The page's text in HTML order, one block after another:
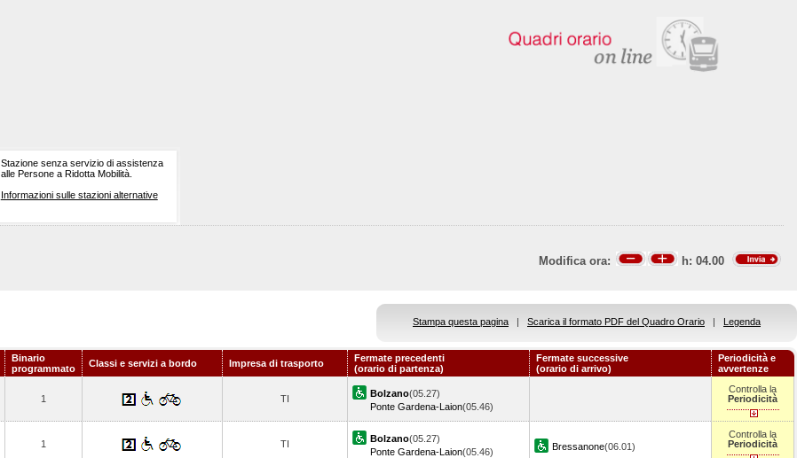
Stazione senza servizio di assistenza
alle Persone a Ridotta Mobilità.
Informazioni sulle stazioni alternative
Modifica ora: h: 04.00
Stampa questa pagina | Scarica il formato PDF del Quadro Orario | Legenda
Binario
programmato
Classi e servizi a bordo Impresa di trasporto
Fermate precedenti
(orario di partenza)
Fermate successive
(orario di arrivo)
Periodicità e
avvertenze
1 TI Bolzano(05.27)
Ponte Gardena-Laion(05.46)
Controlla la
Periodicità
1 TI Bolzano(05.27)
Ponte Gardena-Laion(05.46) Bressanone(06.01)
Controlla la
Periodicità